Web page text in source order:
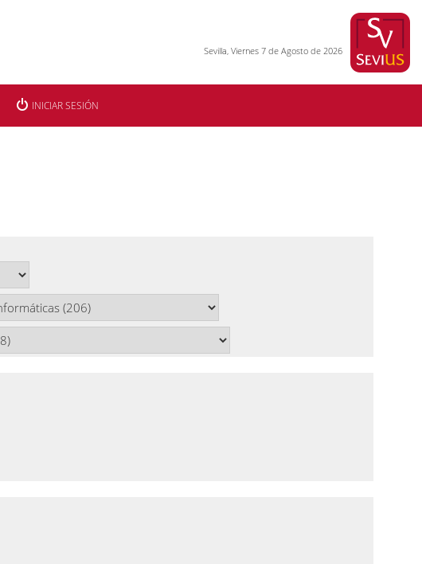
Sevilla, Viernes 7 de Agosto de 2026
INICIAR SESIÓN